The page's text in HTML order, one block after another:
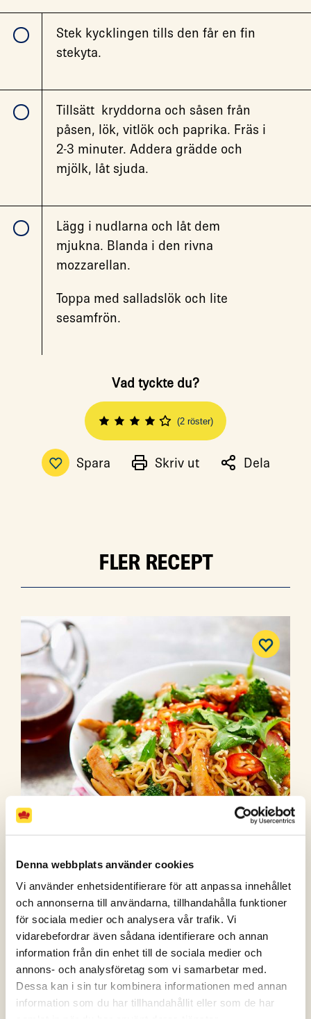
Denna webbplats använder cookies
Vi använder enhetsidentifierare för att anpassa innehållet
och annonserna till användarna, tillhandahålla funktioner
för sociala medier och analysera vår trafik. Vi
vidarebefordrar även sådana identifierare och annan
information från din enhet till de sociala medier och
annons- och analysföretag som vi samarbetar med.
Dessa kan i sin tur kombinera informationen med annan
information som du har tillhandahållit eller som de har
Stek kycklingen tills den får en fin
stekyta.
Tillsätt kryddorna och såsen från
påsen, lök, vitlök och paprika. Fräs i
2-3 minuter. Addera grädde och
mjölk, låt sjuda.
Lägg i nudlarna och låt dem
mjukna. Blanda i den rivna
mozzarellan.
Toppa med salladslök och lite
sesamfrön.
Vad tyckte du?
(2 röster)
Spara Skriv ut Dela
FLER RECEPT
Wokad kyckling med nudlar, lime och sweet chili
(51 röster)